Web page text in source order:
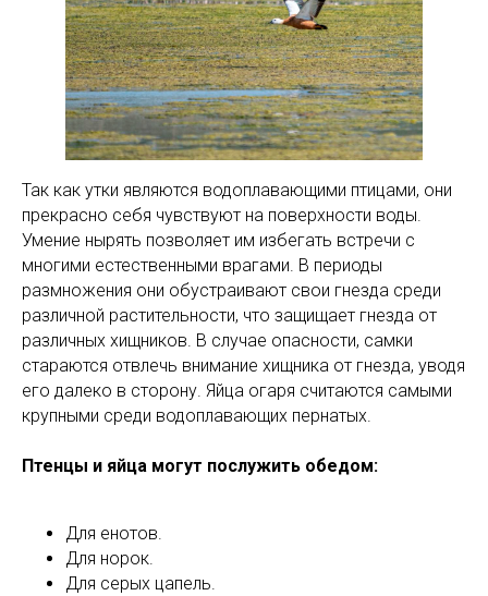
Так как утки являются водоплавающими птицами, они
прекрасно себя чувствуют на поверхности воды.
Умение нырять позволяет им избегать встречи с
многими естественными врагами. В периоды
размножения они обустраивают свои гнезда среди
различной растительности, что защищает гнезда от
различных хищников. В случае опасности, самки
стараются отвлечь внимание хищника от гнезда, уводя
его далеко в сторону. Яйца огаря считаются самыми
крупными среди водоплавающих пернатых.
Птенцы и яйца могут послужить обедом:
Для енотов.
Для норок.
Для серых цапель.